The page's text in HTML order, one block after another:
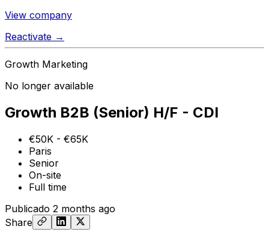
View company
Reactivate →
Growth Marketing
No longer available
Growth B2B (Senior) H/F - CDI
€50K - €65K
Paris
Senior
On-site
Full time
Publicado 2 months ago
Share